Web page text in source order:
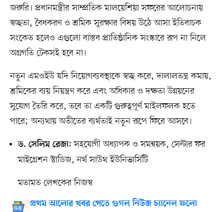
জরুরি। প্রধানমন্ত্রীর সাম্প্রতিক মালয়েশিয়া সফরের আলোচনায়
স্বচ্ছতা, বৈধকরণ ও শ্রমিক সুরক্ষার বিষয় উঠে আসা ইতিবাচক
সংকেত হলেও এগুলো বাস্তব প্রাতিষ্ঠানিক সংস্কারে রূপ না নিলে
অগ্রগতি টেকসই হবে না।
নতুন এমওইউ যদি নিয়োগব্যবস্থাকে স্বচ্ছ করে, দালালতন্ত্র কমায়,
শ্রমিকের ব্যয় নিয়ন্ত্রণ করে এবং অধিকার ও দক্ষতা উন্নয়নের
সুযোগ তৈরি করে, তবে তা একটি গুরুত্বপূর্ণ মাইলফলক হতে
পারে; অন্যথায় অতীতের ব্যর্থতাই নতুন রূপে ফিরে আসবে।
ড. সেলিম রেজা:সহযোগী অধ্যাপক ও সমন্বয়ক, সেন্টার ফর
মাইগ্রেশন স্টাডিজ, নর্থ সাউথ ইউনিভার্সিটি
মতামত লেখকের নিজস্ব
প্রথম আলোর খবর পেতে গুগল নিউজ চ্যানেল ফলো